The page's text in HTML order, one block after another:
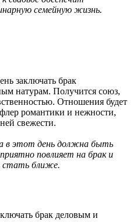
семейную жизнь.
заключать брак
натурам. Получится союз,
Отношения будет
романтики и нежности,
свежести.
в этот день должна быть
повлияет на брак и
стать ближе.
брак деловым и